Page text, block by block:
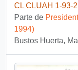
CL CLUAH 1-93-
Parte de
1994)
Bustos Huerta,